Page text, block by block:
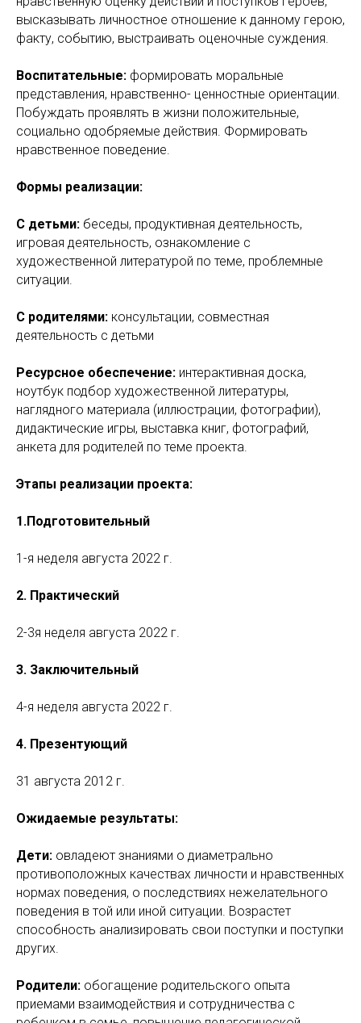
высказывать личностное отношение к данному герою,
факту, событию, выстраивать оценочные суждения.
Воспитательные: формировать моральные
представления, нравственно- ценностные ориентации.
Побуждать проявлять в жизни положительные,
социально одобряемые действия. Формировать
нравственное поведение.
Формы реализации:
С детьми: беседы, продуктивная деятельность,
игровая деятельность, ознакомление с
художественной литературой по теме, проблемные
ситуации.
С родителями: консультации, совместная
деятельность с детьми
Ресурсное обеспечение: интерактивная доска,
ноутбук подбор художественной литературы,
наглядного материала (иллюстрации, фотографии),
дидактические игры, выставка книг, фотографий,
анкета для родителей по теме проекта.
Этапы реализации проекта:
1.Подготовительный
1-я неделя августа 2022 г.
2. Практический
2-3я неделя августа 2022 г.
3. Заключительный
4-я неделя августа 2022 г.
4. Презентующий
31 августа 2012 г.
Ожидаемые результаты:
Дети: овладеют знаниями о диаметрально
противоположных качествах личности и нравственных
нормах поведения, о последствиях нежелательного
поведения в той или иной ситуации. Возрастет
способность анализировать свои поступки и поступки
других.
Родители: обогащение родительского опыта
приемами взаимодействия и сотрудничества с